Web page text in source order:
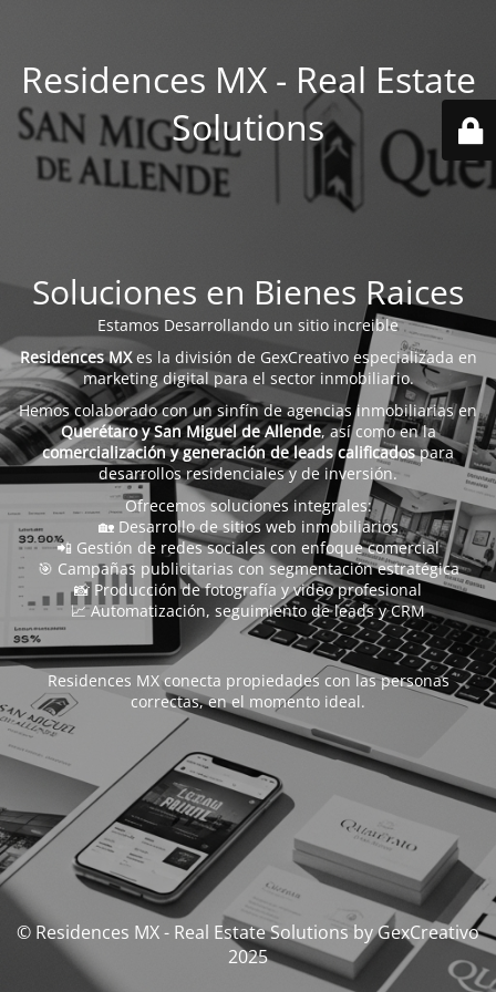
Residences MX - Real Estate
Solutions
Soluciones en Bienes Raices
Estamos Desarrollando un sitio increible
Residences MXes la división de GexCreativo especializada en
marketing digital para el sector inmobiliario.
Hemos colaborado con un sinfín de agencias inmobiliarias en
Querétaro y San Miguel de Allende, así como en la
comercialización y generación de leads calificadospara
desarrollos residenciales y de inversión.
Ofrecemos soluciones integrales:
🏡 Desarrollo de sitios web inmobiliarios
📲 Gestión de redes sociales con enfoque comercial
🎯 Campañas publicitarias con segmentación estratégica
📸 Producción de fotografía y video profesional
📈 Automatización, seguimiento de leads y CRM
Residences MX conecta propiedades con las personas
correctas, en el momento ideal.
© Residences MX - Real Estate Solutions by GexCreativo
2025